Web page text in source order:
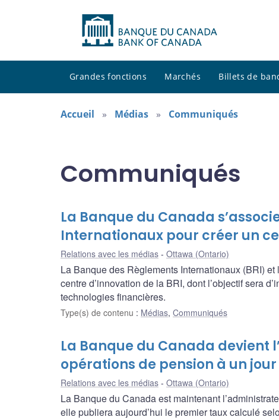
Grandes fonctions Marchés Billets de
Accueil Médias Communiqués
Communiqués
La Banque du Canada
Internationaux pour créer un
Relations avec les médias Ottawa (Ontario)
La Banque des Règlements Internationaux (BRI)
centre d’innovation de la BRI, dont l’objectif sera
technologies financières.
Type(s) de contenu : Médias, Communiqués
La Banque du Canada devient
opérations de pension à un jour
Relations avec les médias Ottawa (Ontario)
La Banque du Canada est maintenant
elle publiera aujourd’hui le premier taux calculé